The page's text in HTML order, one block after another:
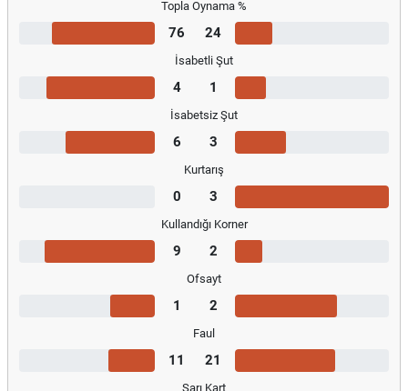
Topla Oynama %
76 24
İsabetli Şut
4 1
İsabetsiz Şut
6 3
Kurtarış
0 3
Kullandığı Korner
9 2
Ofsayt
1 2
Faul
11 21
Sarı Kart